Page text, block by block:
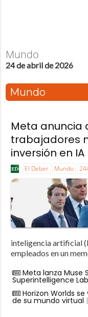
Mundo
24 de abril de 2026
Mundo
Meta anuncia
trabajadores
inversión en IA
El Deber Mundo
inteligencia artificial
empleados en un
Meta lanza Muse
Superintelligence
Horizon Worlds
de su mundo virtual